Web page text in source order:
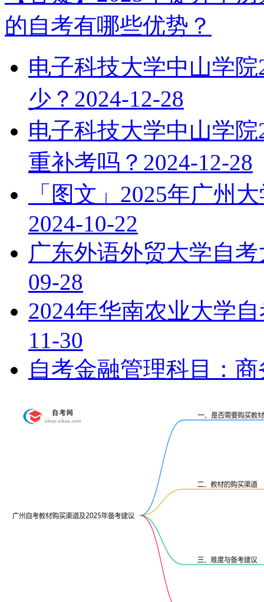
的自考有哪些优势？
电子科技大学中山学
少？ 2024-12-28
电子科技大学中山学
重补考吗？ 2024-12-28
「图文」2025年广州
2024-10-22
广东外语外贸大学自
09-28
2024年华南农业大学
11-30
自考金融管理科目：